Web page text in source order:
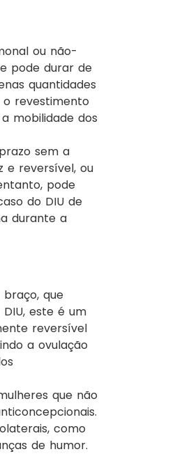
ou não-
pode durar de
quantidades
revestimento
mobilidade dos
sem a
e reversível, ou
pode
do DIU de
durante a
que
este é um
reversível
a ovulação
que não
como
de humor.